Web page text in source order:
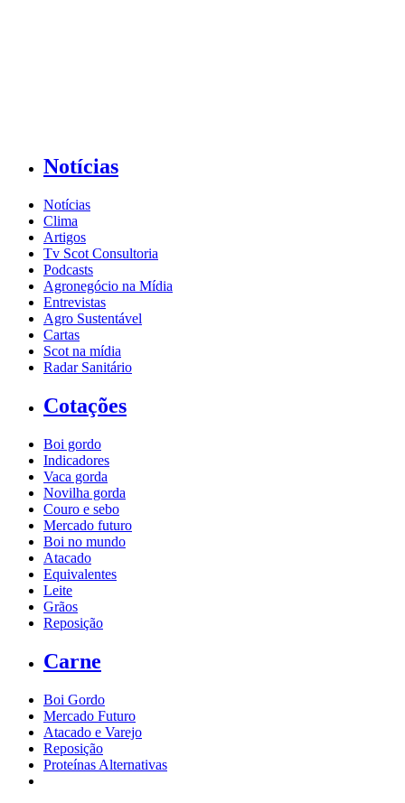
Notícias
Notícias
Clima
Artigos
Tv Scot Consultoria
Podcasts
Agronegócio na Mídia
Entrevistas
Agro Sustentável
Cartas
Scot na mídia
Radar Sanitário
Cotações
Boi gordo
Indicadores
Vaca gorda
Novilha gorda
Couro e sebo
Mercado futuro
Boi no mundo
Atacado
Equivalentes
Leite
Grãos
Reposição
Carne
Boi Gordo
Mercado Futuro
Atacado e Varejo
Reposição
Proteínas Alternativas